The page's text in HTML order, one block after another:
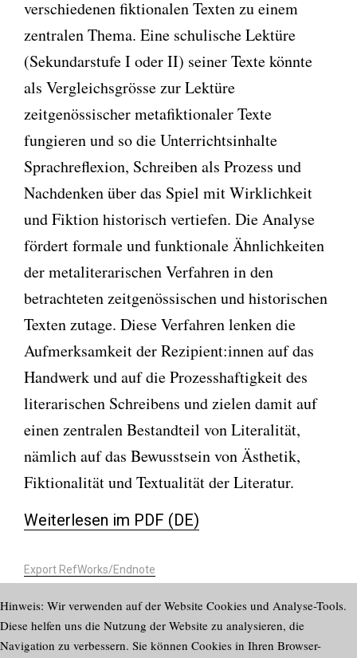
verschiedenen fiktionalen Texten zu einem
zentralen Thema. Eine schulische Lektüre
(Sekundarstufe I oder II) seiner Texte könnte
als Vergleichsgrösse zur Lektüre
zeitgenössischer metafiktionaler Texte
fungieren und so die Unterrichtsinhalte
Sprachreflexion, Schreiben als Prozess und
Nachdenken über das Spiel mit Wirklichkeit
und Fiktion historisch vertiefen. Die Analyse
fördert formale und funktionale Ähnlichkeiten
der metaliterarischen Verfahren in den
betrachteten zeitgenössischen und historischen
Texten zutage. Diese Verfahren lenken die
Aufmerksamkeit der Rezipient:innen auf das
Handwerk und auf die Prozesshaftigkeit des
literarischen Schreibens und zielen damit auf
einen zentralen Bestandteil von Literalität,
nämlich auf das Bewusstsein von Ästhetik,
Fiktionalität und Textualität der Literatur.
Weiterlesen im PDF (DE)
Export RefWorks/Endnote
Hinweis: Wir verwenden auf der Website Cookies und Analyse-Tools.
Diese helfen uns die Nutzung der Website zu analysieren, die
Navigation zu verbessern. Sie können Cookies in Ihren Browser-